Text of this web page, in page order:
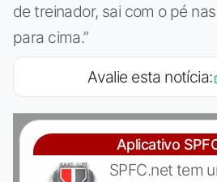
de treinador, sai com o pé
para cima.”
Avalie esta notícia:
Aplicativo
SPFC.net tem